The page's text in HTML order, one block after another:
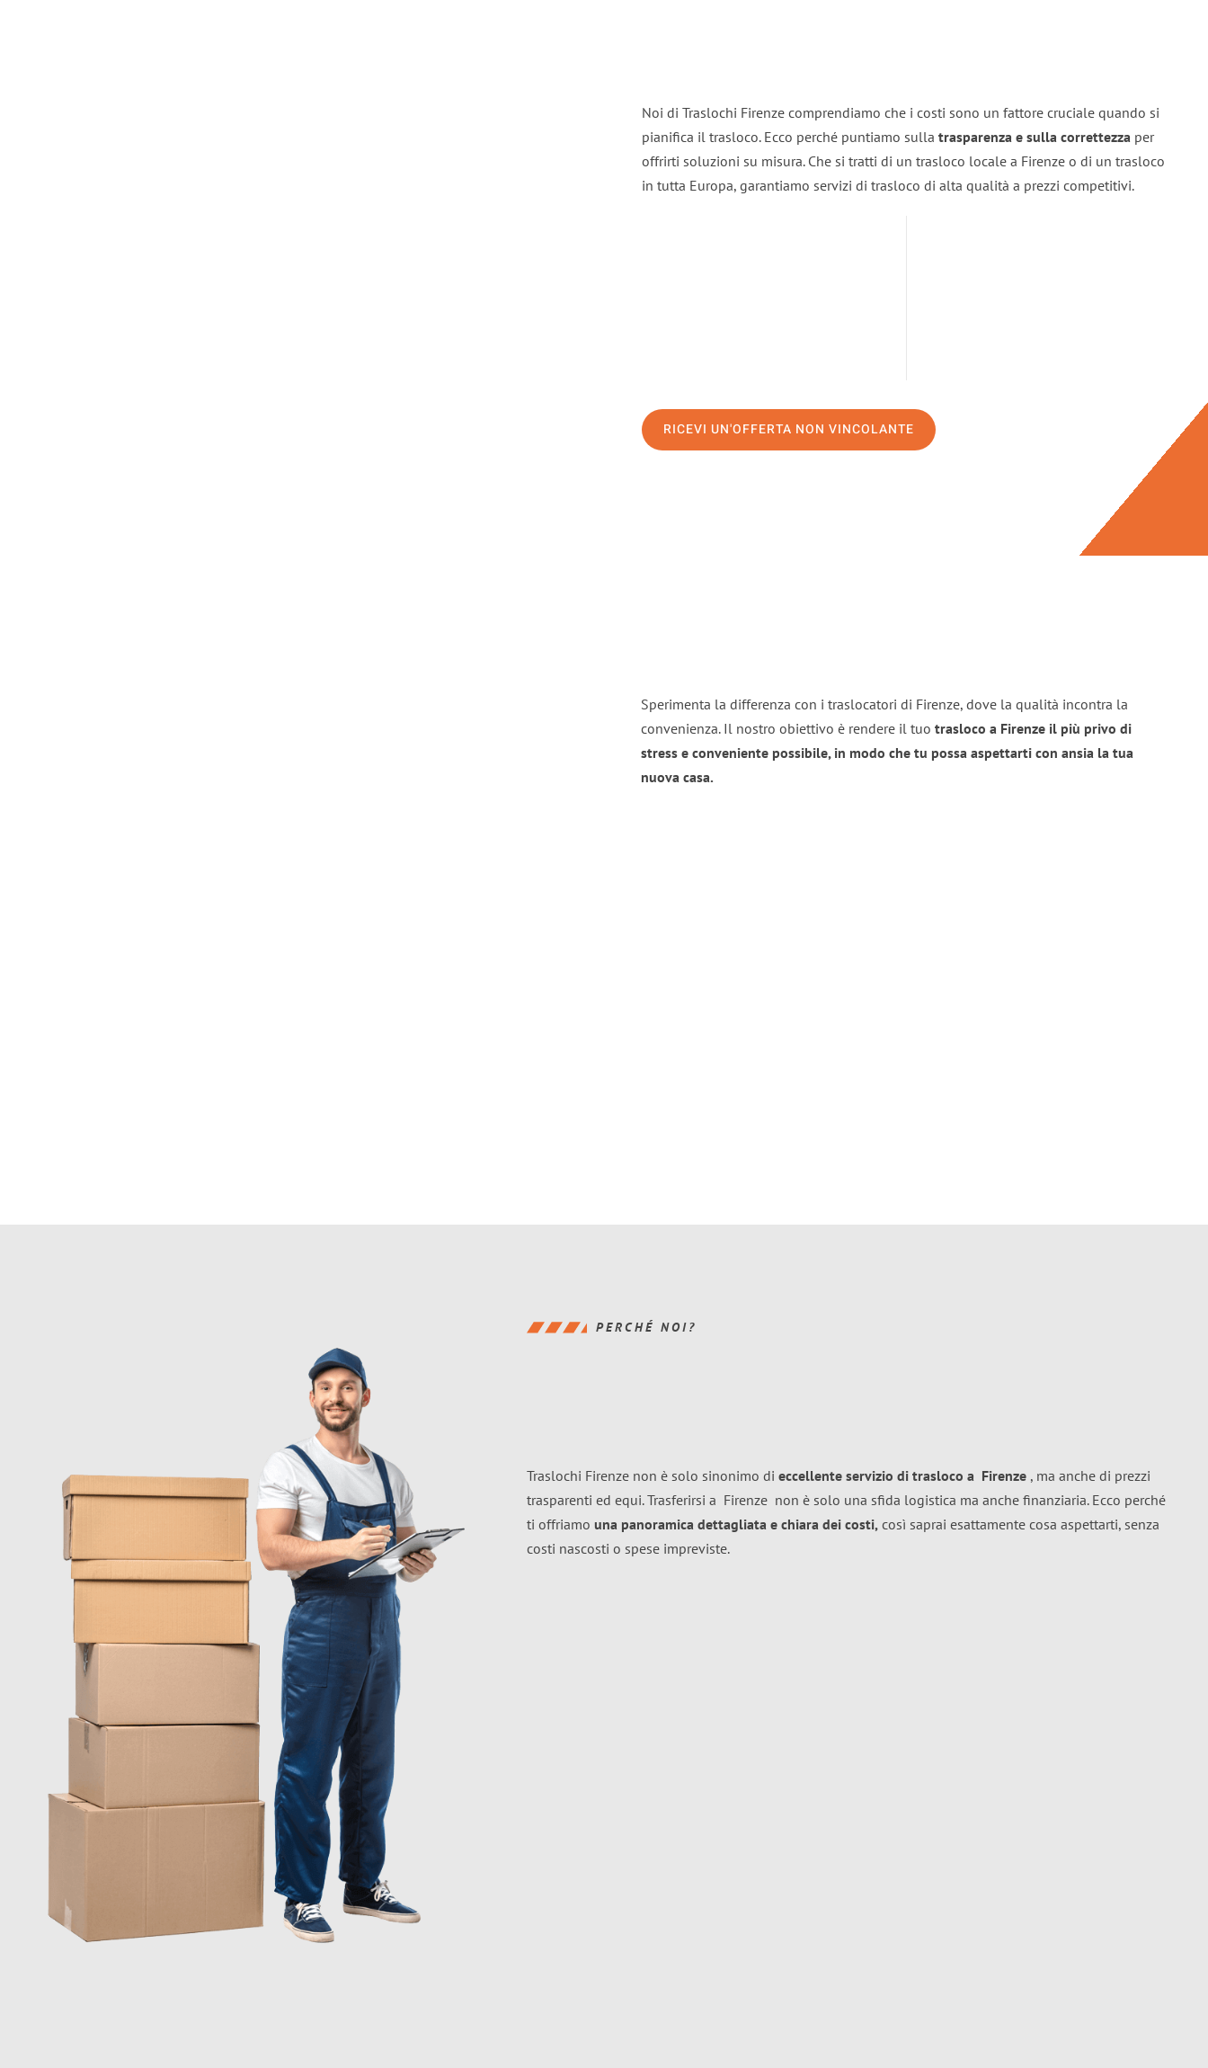
Noi di Traslochi Firenze comprendiamo che i costi sono un fattore cruciale quando si
pianifica il trasloco. Ecco perché puntiamo sulla trasparenza e sulla correttezza per
offrirti soluzioni su misura. Che si tratti di un trasloco locale a Firenze o di un trasloco
in tutta Europa, garantiamo servizi di trasloco di alta qualità a prezzi competitivi.
RICEVI UN'OFFERTA NON VINCOLANTE
Sperimenta la differenza con i traslocatori di Firenze, dove la qualità incontra la
convenienza. Il nostro obiettivo è rendere il tuo trasloco a Firenze il più privo di
stress e conveniente possibile, in modo che tu possa aspettarti con ansia la tua
nuova casa.
PERCHÉ NOI?
Traslochi Firenze non è solo sinonimo di eccellente servizio di trasloco a Firenze , ma anche di prezzi
trasparenti ed equi. Trasferirsi a Firenze non è solo una sfida logistica ma anche finanziaria. Ecco perché
ti offriamo una panoramica dettagliata e chiara dei costi, così saprai esattamente cosa aspettarti, senza
costi nascosti o spese impreviste.